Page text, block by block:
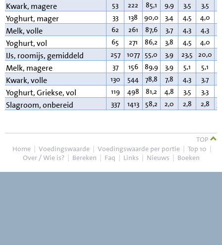
Kwark, magere 53 222 85,1 9,9 3,5 3,5
Yoghurt, mager 33 138 90,0 3,4 4,5 4,0
Melk, volle 62 261 87,6 3,7 4,3 4,3
Yoghurt, vol 65 271 86,2 3,8 4,5 4,0
IJs, roomijs, gemiddeld 257 1077 55,0 3,9 23,5 20,0
Melk, magere 37 156 89,9 3,9 5,1 5,1
Kwark, volle 130 544 78,8 7,8 4,3 3,7
Yoghurt, Griekse, vol 119 498 81,2 4,8 3,5 3,3
Slagroom, onbereid 337 1413 58,2 2,0 2,8 2,8
TOP
Home | Voedingswaarde | Voedingswaarde per portie | Top 10 |
Over / Wie is? | Bereken | Faq | Links | Nieuws | Boeken